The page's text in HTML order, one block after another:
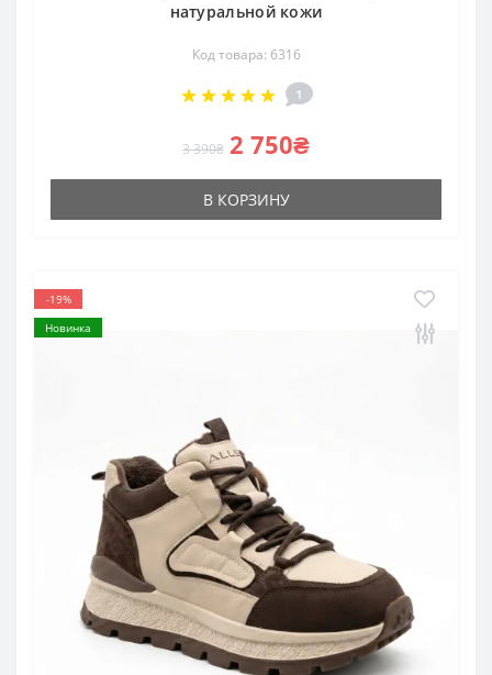
натуральной кожи
Код товара: 6316
1
3 390₴ 2 750₴
В КОРЗИНУ
-19%
Новинка